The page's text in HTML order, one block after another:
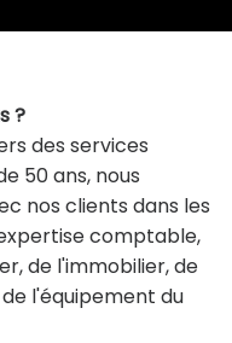
?
des services
50 ans, nous
nos clients dans les
comptable,
de l'immobilier, de
l'équipement du